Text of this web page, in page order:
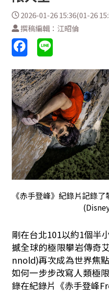
2026-01-26 15:36(01-26
撰稿編輯：江昭倫
《赤手登峰》紀錄片記錄
剛在台北101以約1個半
撼全球的極限攀岩傳奇
nnold)再次成為世界焦
如何一步步改寫人類極
錄在紀錄片《赤手登峰